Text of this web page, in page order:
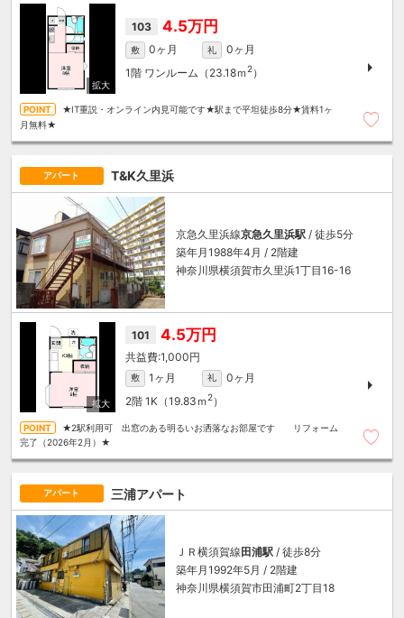
103 4.5万円
敷 0ヶ月 礼
0ヶ月
1階 ワンルーム（23.18ｍ 2）
★IT重説・オンライン内見可能です★駅まで平坦徒歩8分★賃料1ヶ
月無料★
アパート T&K久里浜
京急久里浜線京急久里浜駅 / 徒歩5分
築年月1988年4月 / 2階建
神奈川県横須賀市久里浜1丁目16-16
101 4.5万円
1,000円
敷 1ヶ月 礼
0ヶ月
2階 1K（19.83ｍ 2）
★2駅利用可 出窓のある明るいお洒落なお部屋です リフォーム
完了（2026年2月）★
アパート 三浦アパート
ＪＲ横須賀線田浦駅 / 徒歩8分
築年月1992年5月 / 2階建
神奈川県横須賀市田浦町2丁目18